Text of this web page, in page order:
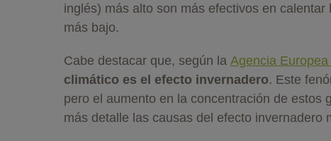
inglés) más alto son más efectivos en
más bajo.
Cabe destacar que, según la Agencia
climático es el efecto invernadero. Este
pero el aumento en la concentración de estos
más detalle las causas del efecto invernadero